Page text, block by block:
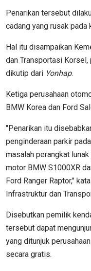
Penarikan tersebut
cadang yang rusak pada
Hal itu disampaikan
dan Transportasi
dikutip dari Yonhap.
Ketiga perusahaan
BMW Korea dan Ford
"Penarikan itu
penginderaan parkir
masalah perangkat
motor BMW S1000XR
Ford Ranger Raptor,"
Infrastruktur dan
Disebutkan pemilik
tersebut dapat
yang ditunjuk
secara gratis.